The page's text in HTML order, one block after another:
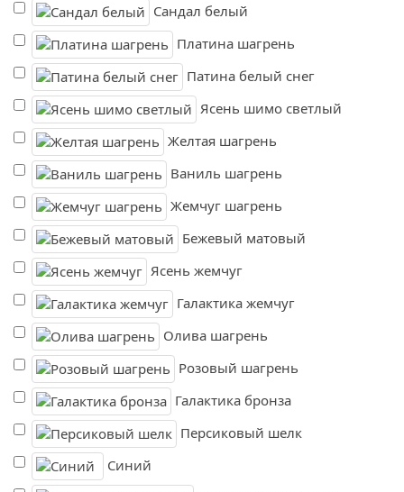
Сандал белый
Платина шагрень
Патина белый снег
Ясень шимо светлый
Желтая шагрень
Ваниль шагрень
Жемчуг шагрень
Бежевый матовый
Ясень жемчуг
Галактика жемчуг
Олива шагрень
Розовый шагрень
Галактика бронза
Персиковый шелк
Синий